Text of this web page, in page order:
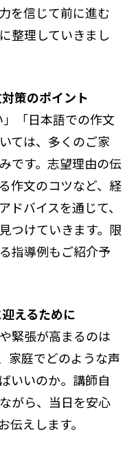
を信じて前に進む
整理していきまし
策のポイント
「日本語での作文
ては、多くのご家
です。志望理由の伝
作文のコツなど、経
バイスを通じて、
つけていきます。限
指導例もご紹介予
えるために
緊張が高まるのは
家庭でどのような声
いいのか。講師自
がら、当日を安心
伝えします。